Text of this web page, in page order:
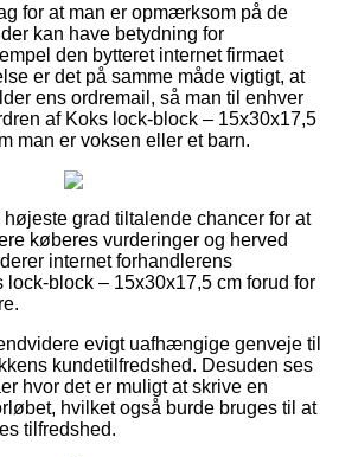
for at man er opmærksom på de
kan have betydning for
den bytteret internet firmaet
er det på samme måde vigtigt, at
ens ordremail, så man til enhver
af Koks lock-block – 15x30x17,5
man er voksen eller et barn.
grad tiltalende chancer for at
køberes vurderinger og herved
internet forhandlerens
lock-block – 15x30x17,5 cm forud for
evigt uafhængige genveje til
kundetilfredshed. Desuden ses
hvor det er muligt at skrive en
hvilket også burde bruges til at
tilfredshed.